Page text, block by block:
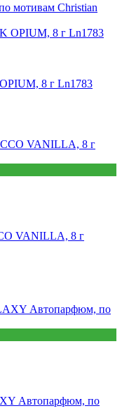
мотивам Christian
8 г Ln1783
VANILLA, 8 г
Автопарфюм, по